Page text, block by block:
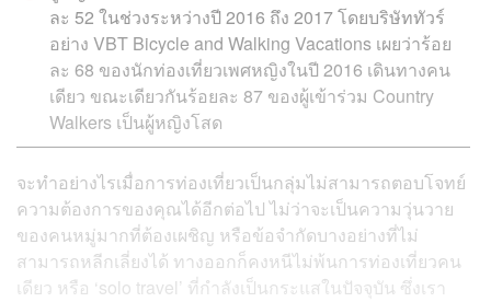
ละ 52 ในช่วงระหว่างปี 2016 ถึง 2017 โดยบริษัททัวร์
อย่าง VBT Bicycle and Walking Vacations เผยว่าร้อย
ละ 68 ของนักท่องเที่ยวเพศหญิงในปี 2016 เดินทางคน
เดียว ขณะเดียวกันร้อยละ 87 ของผู้เข้าร่วม Country
Walkers เป็นผู้หญิงโสด
จะทำอย่างไรเมื่อการท่องเที่ยวเป็นกลุ่มไม่สามารถตอบโจทย์
ความต้องการของคุณได้อีกต่อไป ไม่ว่าจะเป็นความวุ่นวาย
ของคนหมู่มากที่ต้องเผชิญ หรือข้อจำกัดบางอย่างที่ไม่
สามารถหลีกเลี่ยงได้ ทางออกก็คงหนีไม่พ้นการท่องเที่ยวคน
เดียว หรือ ‘solo travel’ ที่กำลังเป็นกระแสในปัจจุบัน ซึ่งเรา